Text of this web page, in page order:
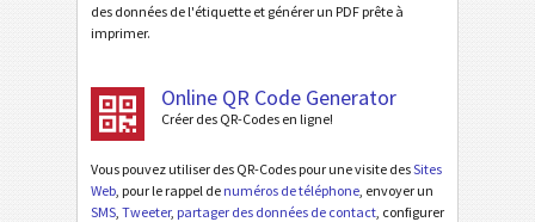
des données de l'étiquette et générer un PDF prête à
imprimer.
Online QR Code Generator
Créer des QR-Codes en ligne!
Vous pouvez utiliser des QR-Codes pour une visite desSites
Web , pour le rappel de numéros de téléphone , envoyer un
SMS Tweeter, partager des données de contact , configurer